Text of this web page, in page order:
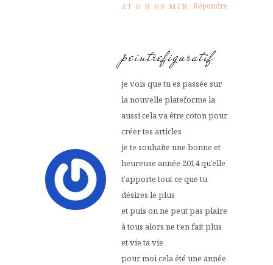
AT 0 H 00 MIN Répondre
peintrefiguratif
je vois que tu es passée sur
la nouvelle plateforme la
aussi cela va être coton pour
créer tes articles
je te souhaite une bonne et
heureuse année 2014 qu’elle
t’apporte tout ce que tu
désires le plus
et puis on ne peut pas plaire
à tous alors ne t’en fait plus
et vie ta vie
pour moi cela été une année